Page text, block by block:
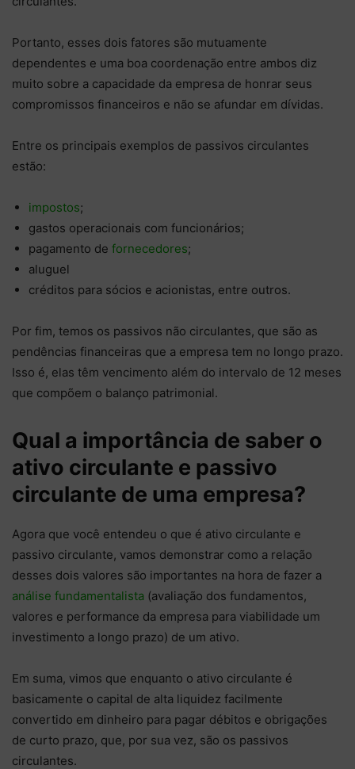
Portanto, esses dois fatores são mutuamente
dependentes e uma boa coordenação entre ambos diz
muito sobre a capacidade da empresa de honrar seus
compromissos financeiros e não se afundar em dívidas.
Entre os principais exemplos de passivos circulantes
estão:
impostos;
gastos operacionais com funcionários;
pagamento de fornecedores;
aluguel
créditos para sócios e acionistas, entre outros.
Por fim, temos os passivos não circulantes, que são as
pendências financeiras que a empresa tem no longo prazo.
Isso é, elas têm vencimento além do intervalo de 12 meses
que compõem o balanço patrimonial.
Qual a importância de saber o
ativo circulante e passivo
circulante de uma empresa?
Agora que você entendeu o que é ativo circulante e
passivo circulante, vamos demonstrar como a relação
desses dois valores são importantes na hora de fazer a
análise fundamentalista (avaliação dos fundamentos,
valores e performance da empresa para viabilidade um
investimento a longo prazo) de um ativo.
Em suma, vimos que enquanto o ativo circulante é
basicamente o capital de alta liquidez facilmente
convertido em dinheiro para pagar débitos e obrigações
de curto prazo, que, por sua vez, são os passivos
circulantes.